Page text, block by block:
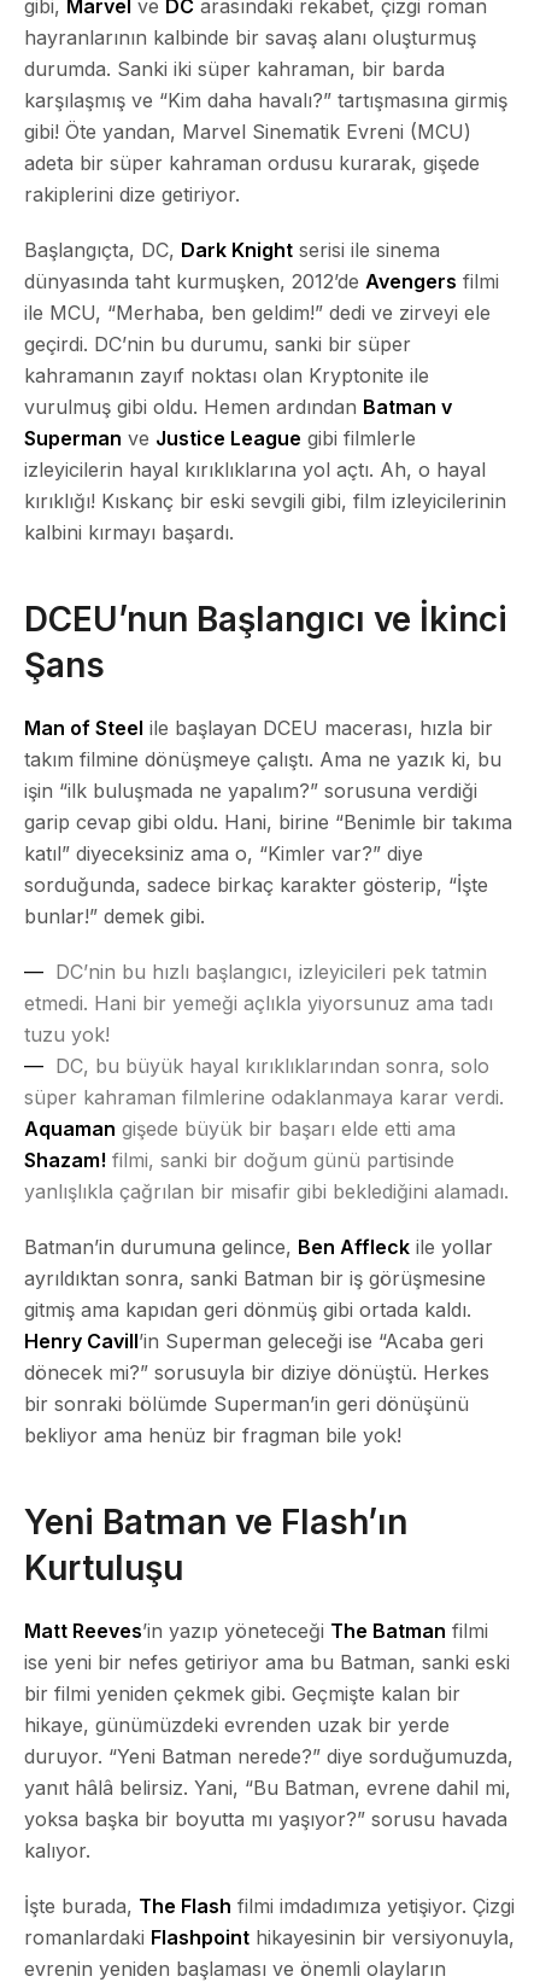
gibi, Marvel ve DC arasındaki rekabet, çizgi roman
hayranlarının kalbinde bir savaş alanı oluşturmuş
durumda. Sanki iki süper kahraman, bir barda
karşılaşmış ve “Kim daha havalı?” tartışmasına girmiş
gibi! Öte yandan, Marvel Sinematik Evreni (MCU)
adeta bir süper kahraman ordusu kurarak, gişede
rakiplerini dize getiriyor.
Başlangıçta, DC, Dark Knight serisi ile sinema
dünyasında taht kurmuşken, 2012’de Avengers filmi
ile MCU, “Merhaba, ben geldim!” dedi ve zirveyi ele
geçirdi. DC’nin bu durumu, sanki bir süper
kahramanın zayıf noktası olan Kryptonite ile
vurulmuş gibi oldu. Hemen ardından Batman v
Superman ve Justice League gibi filmlerle
izleyicilerin hayal kırıklıklarına yol açtı. Ah, o hayal
kırıklığı! Kıskanç bir eski sevgili gibi, film izleyicilerinin
kalbini kırmayı başardı.
DCEU’nun Başlangıcı ve İkinci
Şans
Man of Steel ile başlayan DCEU macerası, hızla bir
takım filmine dönüşmeye çalıştı. Ama ne yazık ki, bu
işin “ilk buluşmada ne yapalım?” sorusuna verdiği
garip cevap gibi oldu. Hani, birine “Benimle bir takıma
katıl” diyeceksiniz ama o, “Kimler var?” diye
sorduğunda, sadece birkaç karakter gösterip, “İşte
bunlar!” demek gibi.
DC’nin bu hızlı başlangıcı, izleyicileri pek tatmin
etmedi. Hani bir yemeği açlıkla yiyorsunuz ama tadı
tuzu yok!
DC, bu büyük hayal kırıklıklarından sonra, solo
süper kahraman filmlerine odaklanmaya karar verdi.
Aquaman gişede büyük bir başarı elde etti ama
Shazam! filmi, sanki bir doğum günü partisinde
yanlışlıkla çağrılan bir misafir gibi beklediğini alamadı.
Batman’in durumuna gelince, Ben Affleck ile yollar
ayrıldıktan sonra, sanki Batman bir iş görüşmesine
gitmiş ama kapıdan geri dönmüş gibi ortada kaldı.
Henry Cavill’in Superman geleceği ise “Acaba geri
dönecek mi?” sorusuyla bir diziye dönüştü. Herkes
bir sonraki bölümde Superman’in geri dönüşünü
bekliyor ama henüz bir fragman bile yok!
Yeni Batman ve Flash’ın
Kurtuluşu
Matt Reeves’in yazıp yöneteceği The Batman filmi
ise yeni bir nefes getiriyor ama bu Batman, sanki eski
bir filmi yeniden çekmek gibi. Geçmişte kalan bir
hikaye, günümüzdeki evrenden uzak bir yerde
duruyor. “Yeni Batman nerede?” diye sorduğumuzda,
yanıt hâlâ belirsiz. Yani, “Bu Batman, evrene dahil mi,
yoksa başka bir boyutta mı yaşıyor?” sorusu havada
kalıyor.
İşte burada, The Flash filmi imdadımıza yetişiyor. Çizgi
romanlardaki Flashpoint hikayesinin bir versiyonuyla,
evrenin yeniden başlaması ve önemli olayların